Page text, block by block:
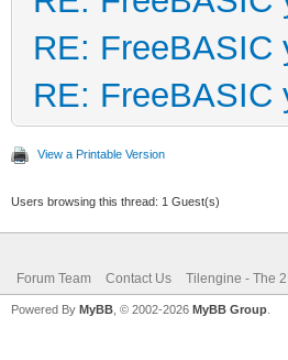
RE: FreeBASIC
RE: FreeBASIC
View a Printable Version
Users browsing this thread: 1 Guest(s)
Forum Team Contact Us Tilengine - The
Powered By MyBB , © 2002-2026 MyBB Group